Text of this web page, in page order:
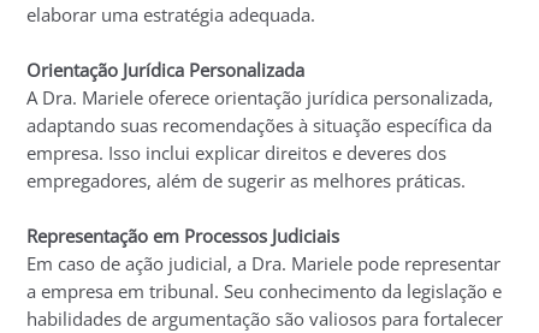
elaborar uma estratégia adequada.
Orientação Jurídica Personalizada
A Dra. Mariele oferece orientação jurídica personalizada,
adaptando suas recomendações à situação específica da
empresa. Isso inclui explicar direitos e deveres dos
empregadores, além de sugerir as melhores práticas.
Representação em Processos Judiciais
Em caso de ação judicial, a Dra. Mariele pode representar
a empresa em tribunal. Seu conhecimento da legislação e
habilidades de argumentação são valiosos para fortalecer